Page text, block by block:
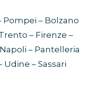
Pompei – Bolzano
– Firenze –
– Pantelleria
Udine – Sassari